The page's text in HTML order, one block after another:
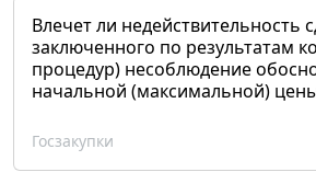
Влечет ли недействительность
заключенного по результатам
процедур) несоблюдение
начальной (максимальной)
Госзакупки